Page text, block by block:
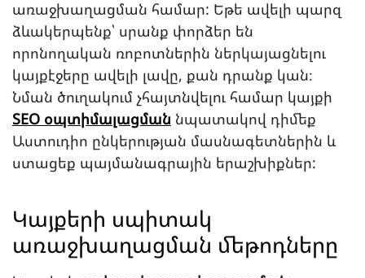
առաջխաղացման համար: Եթե ավելի պարզ
ձևակերպենք՝ սրանք փորձեր են
որոնողական ռոբոտներին ներկայացնելու
կայքէջերը ավելի լավը, քան դրանք կան։
Նման ծուղակում չհայտնվելու համար կայքի
SEO օպտիմալացման նպատակով դիմեք
Աստուդիո ընկերության մասնագետներին և
ստացեք պայմանագրային երաշխիքներ:
Կայքերի սպիտակ
առաջխաղացման մեթոդները